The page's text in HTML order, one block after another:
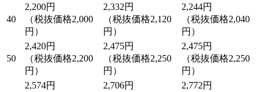
40
2,200円
（税抜価格2,000
円）
2,332円
（税抜価格2,120
円）
2,244円
（税抜価格2,040
円）
50
2,420円
（税抜価格2,200
円）
2,475円
（税抜価格2,250
円）
2,475円
（税抜価格2,250
円）
2,574円
2,706円
2,772円